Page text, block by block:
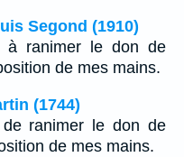
Segond (1910)
à ranimer le don de
de mes mains.
(1744)
ranimer le don de
de mes mains.